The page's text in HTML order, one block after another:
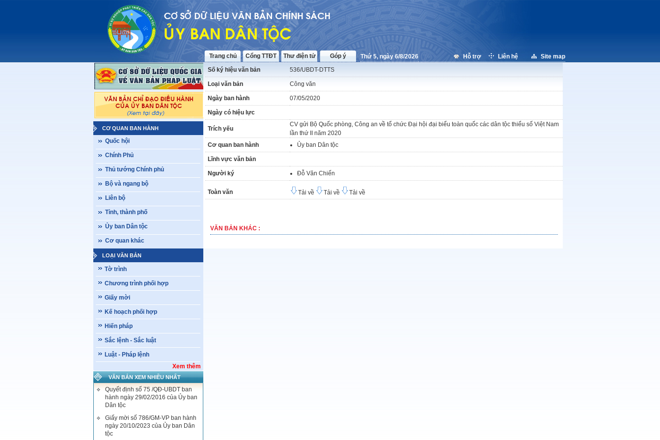
Trang chủ Cổng TTĐT Thư điện tử Góp ý Thứ 5, ngày 6/8/2026 Hỗ trợ Liên hệ Site map
CƠ QUAN BAN HÀNH
Quốc hội
Chính Phủ
Thủ tướng Chính phủ
Bộ và ngang bộ
Liên bộ
Tỉnh, thành phố
Ủy ban Dân tộc
Cơ quan khác
LOẠI VĂN BẢN
Tờ trình
Chương trình phối hợp
Giấy mời
Kế hoạch phối hợp
Hiến pháp
Sắc lệnh - Sắc luật
Luật - Pháp lệnh
Xem thêm
VĂN BẢN XEM NHIỀU NHẤT
Quyết định số 75 /QĐ-UBDT ban
hành ngày 29/02/2016 của Ủy ban
Dân tộc
Giấy mời số 786/GM-VP ban hành
ngày 20/10/2023 của Ủy ban Dân
tộc
Số ký hiệu văn bản 536/UBDT-DTTS
Loại văn bản Công văn
Ngày ban hành 07/05/2020
Ngày có hiệu lực
Trích yếu
CV gửi Bộ Quốc phòng, Công an về tổ chức Đại hội đại biểu toàn quốc các dân tộc thiểu số Việt Nam
lần thứ II năm 2020
Cơ quan ban hành
Ủy ban Dân tộc
Lĩnh vực văn bản
Người ký Đỗ Văn Chiến
Toàn văn Tải về Tải về Tải về
VĂN BẢN KHÁC :